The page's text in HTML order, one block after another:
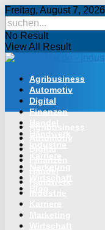
Freitag, August 7, 2026
No Result
View All Result
Agribusiness
Automotiv
Digital
Finanzen